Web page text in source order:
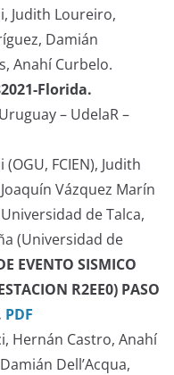
Judith Loureiro,
Damián
Anahí Curbelo.
Florida.
– UdelaR –
FCIEN), Judith
Vázquez Marín
de Talca,
(Universidad de
EVENTO SISMICO
R2EE0) PASO
PDF
Hernán Castro, Anahí
Dell’Acqua,